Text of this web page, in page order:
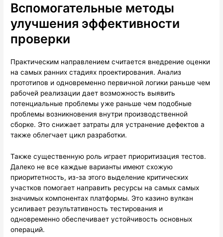
Вспомогательные методы
улучшения эффективности
проверки
Практическим направлением считается внедрение оценки
на самых ранних стадиях проектирования. Анализ
прототипов и одновременно первичной логики раньше чем
рабочей реализации дает возможность выявить
потенциальные проблемы уже раньше чем подобные
проблемы возникновения внутри производственной
сборке. Это снижает затраты для устранение дефектов а
также облегчает цикл разработки.
Также существенную роль играет приоритизация тестов.
Далеко не все каждые варианты имеют схожую
приоритетность, из-за этого выделение критических
участков помогает направить ресурсы на самых самых
значимых компонентах платформы. Это казино вулкан
усиливает результативность тестирования и
одновременно обеспечивает устойчивость основных
операций.